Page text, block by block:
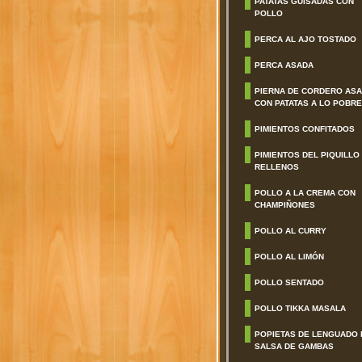
POLLO
PERCA AL AJO TOSTADO
PERCA ASADA
PIERNA DE CORDERO
CON PATATAS A LO POBRE
PIMIENTOS CONFITADOS
PIMIENTOS DEL PIQUILLO
RELLENOS
POLLO A LA CREMA CON
CHAMPIÑONES
POLLO AL CURRY
POLLO AL LIMÓN
POLLO SENTADO
POLLO TIKKA MASALA
POPIETAS DE LENGUADO
SALSA DE GAMBAS